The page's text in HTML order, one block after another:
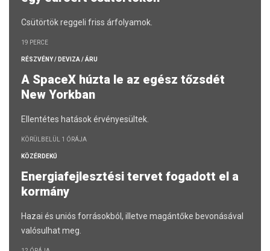
Csütörtök reggeli friss árfolyamok.
19 PERCE
RÉSZVÉNY / DEVIZA / ÁRU
A SpaceX húzta le az egész tőzsdét
New Yorkban
Ellentétes hatások érvényesültek.
KÖRÜLBELÜL 1 ÓRÁJA
KÖZÉRDEKŰ
Energiafejlesztési tervet fogadott el a
kormány
Hazai és uniós forrásokból, illetve magántőke bevonásával
valósulhat meg.